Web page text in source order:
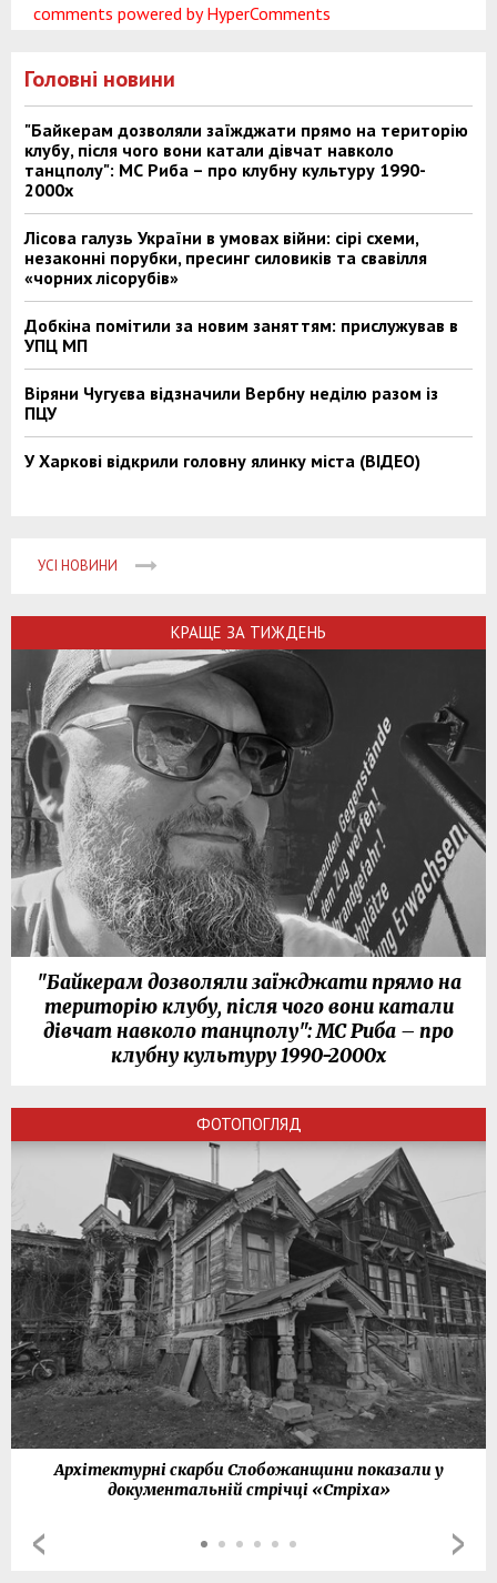
comments powered by HyperComments
Головні новини
"Байкерам дозволяли заїжджати прямо на територію
клубу, після чого вони катали дівчат навколо
танцполу": МС Риба – про клубну культуру 1990-
2000х
Лісова галузь України в умовах війни: сірі схеми,
незаконні порубки, пресинг силовиків та свавілля
«чорних лісорубів»
Добкіна помітили за новим заняттям: прислужував в
УПЦ МП
Віряни Чугуєва відзначили Вербну неділю разом із
ПЦУ
У Харкові відкрили головну ялинку міста (ВІДЕО)
УСІ НОВИНИ
КРАЩЕ ЗА ТИЖДЕНЬ
"Байкерам дозволяли заїжджати прямо на
територію клубу, після чого вони катали
дівчат навколо танцполу": МС Риба – про
клубну культуру 1990-2000х
ФОТОПОГЛЯД
Архітектурні скарби Слобожанщини показали у
документальній стрічці «Стріха»